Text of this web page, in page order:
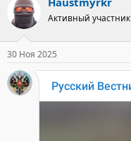
ц
и
и
:
Активный участник
30 Ноя 2025